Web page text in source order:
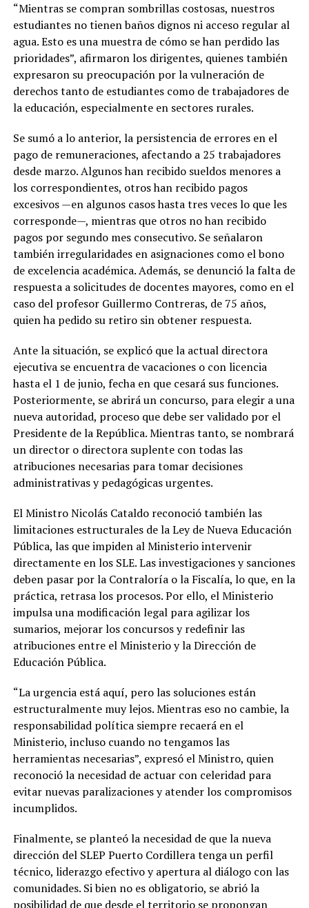
“Mientras se compran sombrillas costosas, nuestros
estudiantes no tienen baños dignos ni acceso regular al
agua. Esto es una muestra de cómo se han perdido las
prioridades”, afirmaron los dirigentes, quienes también
expresaron su preocupación por la vulneración de
derechos tanto de estudiantes como de trabajadores de
la educación, especialmente en sectores rurales.
Se sumó a lo anterior, la persistencia de errores en el
pago de remuneraciones, afectando a 25 trabajadores
desde marzo. Algunos han recibido sueldos menores a
los correspondientes, otros han recibido pagos
excesivos —en algunos casos hasta tres veces lo que les
corresponde—, mientras que otros no han recibido
pagos por segundo mes consecutivo. Se señalaron
también irregularidades en asignaciones como el bono
de excelencia académica. Además, se denunció la falta de
respuesta a solicitudes de docentes mayores, como en el
caso del profesor Guillermo Contreras, de 75 años,
quien ha pedido su retiro sin obtener respuesta.
Ante la situación, se explicó que la actual directora
ejecutiva se encuentra de vacaciones o con licencia
hasta el 1 de junio, fecha en que cesará sus funciones.
Posteriormente, se abrirá un concurso, para elegir a una
nueva autoridad, proceso que debe ser validado por el
Presidente de la República. Mientras tanto, se nombrará
un director o directora suplente con todas las
atribuciones necesarias para tomar decisiones
administrativas y pedagógicas urgentes.
El Ministro Nicolás Cataldo reconoció también las
limitaciones estructurales de la Ley de Nueva Educación
Pública, las que impiden al Ministerio intervenir
directamente en los SLE. Las investigaciones y sanciones
deben pasar por la Contraloría o la Fiscalía, lo que, en la
práctica, retrasa los procesos. Por ello, el Ministerio
impulsa una modificación legal para agilizar los
sumarios, mejorar los concursos y redefinir las
atribuciones entre el Ministerio y la Dirección de
Educación Pública.
“La urgencia está aquí, pero las soluciones están
estructuralmente muy lejos. Mientras eso no cambie, la
responsabilidad política siempre recaerá en el
Ministerio, incluso cuando no tengamos las
herramientas necesarias”, expresó el Ministro, quien
reconoció la necesidad de actuar con celeridad para
evitar nuevas paralizaciones y atender los compromisos
incumplidos.
Finalmente, se planteó la necesidad de que la nueva
dirección del SLEP Puerto Cordillera tenga un perfil
técnico, liderazgo efectivo y apertura al diálogo con las
comunidades. Si bien no es obligatorio, se abrió la
posibilidad de que desde el territorio se propongan